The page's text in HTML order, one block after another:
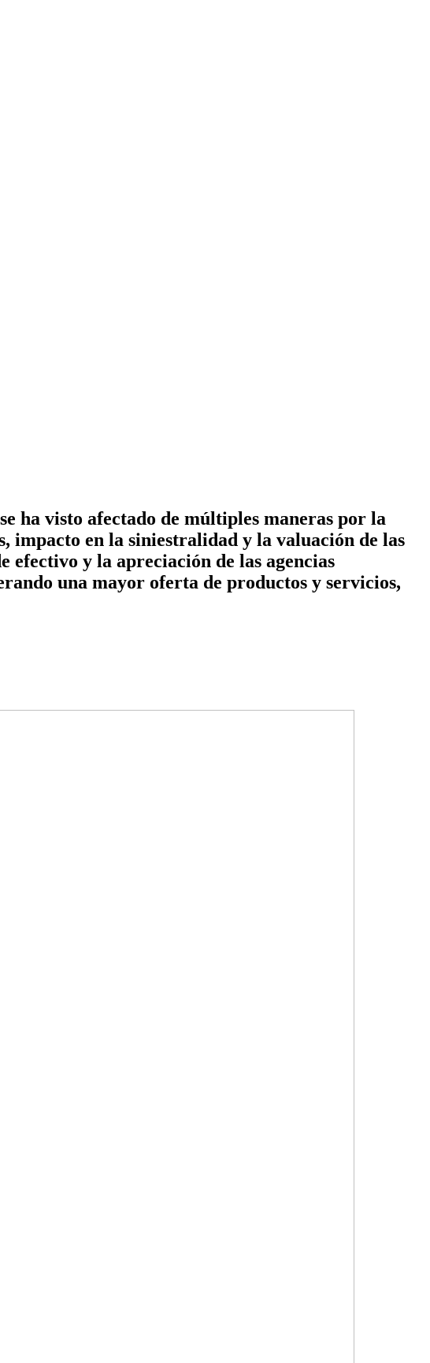
ha visto afectado de múltiples maneras por la
impacto en la siniestralidad y la valuación de las
efectivo y la apreciación de las agencias
una mayor oferta de productos y servicios,